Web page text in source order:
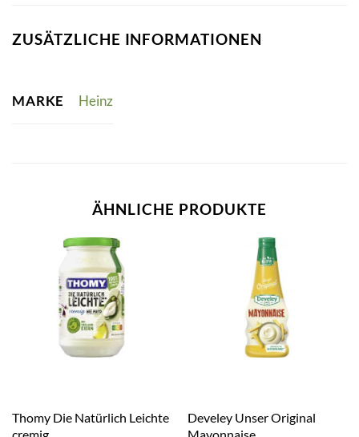
ZUSÄTZLICHE INFORMATIONEN
MARKE Heinz
ÄHNLICHE PRODUKTE
Thomy Die Natürlich Leichte
Develey Unser Original